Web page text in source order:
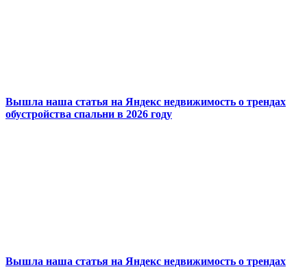
Вышла наша статья на Яндекс недвижимость о трендах
обустройства спальни в 2026 году
Вышла наша статья на Яндекс недвижимость о трендах